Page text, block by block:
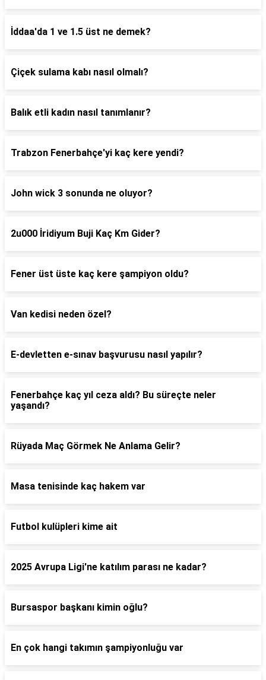
İddaa'da 1 ve 1.5 üst ne demek?
Çiçek sulama kabı nasıl olmalı?
Balık etli kadın nasıl tanımlanır?
Trabzon Fenerbahçe'yi kaç kere yendi?
John wick 3 sonunda ne oluyor?
2u000 İridiyum Buji Kaç Km Gider?
Fener üst üste kaç kere şampiyon oldu?
Van kedisi neden özel?
E-devletten e-sınav başvurusu nasıl yapılır?
Fenerbahçe kaç yıl ceza aldı? Bu süreçte neler
yaşandı?
Rüyada Maç Görmek Ne Anlama Gelir?
Masa tenisinde kaç hakem var
Futbol kulüpleri kime ait
2025 Avrupa Ligi'ne katılım parası ne kadar?
Bursaspor başkanı kimin oğlu?
En çok hangi takımın şampiyonluğu var